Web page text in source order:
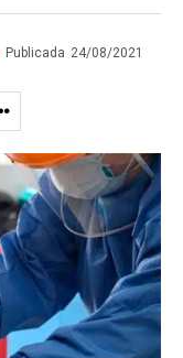
Publicada 24/08/2021